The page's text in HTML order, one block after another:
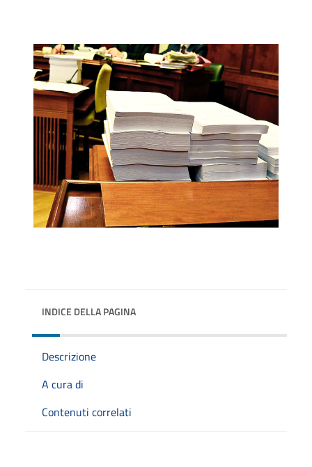
INDICE DELLA PAGINA
Descrizione
A cura di
Contenuti correlati